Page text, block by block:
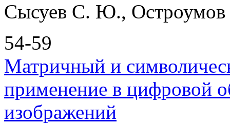
Сысуев С. Ю.,
54-59
Матричный и
применение в цифровой
изображений